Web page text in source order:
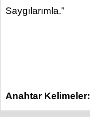
Saygılarımla.”
Anahtar Kelimeler: